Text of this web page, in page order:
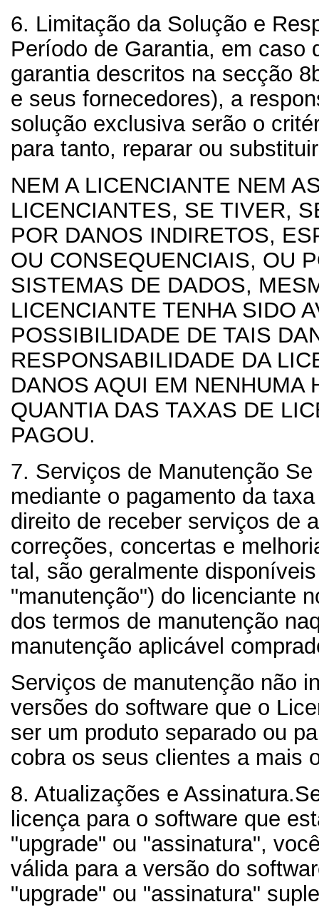
6. Limitação da Solução e
Período de Garantia, em caso
garantia descritos na secção
e seus fornecedores), a
solução exclusiva serão o
para tanto, reparar ou
NEM A LICENCIANTE NEM
LICENCIANTES, SE TIVER,
POR DANOS INDIRETOS,
OU CONSEQUENCIAIS, OU
SISTEMAS DE DADOS,
LICENCIANTE TENHA SIDO
POSSIBILIDADE DE TAIS
RESPONSABILIDADE DA
DANOS AQUI EM NENHUMA
QUANTIA DAS TAXAS DE
PAGOU.
7. Serviços de Manutenção Se
mediante o pagamento da
direito de receber serviços de
correções, concertas e
tal, são geralmente
"manutenção") do licenciante
dos termos de manutenção
manutenção aplicável
Serviços de manutenção não
versões do software que o
ser um produto separado ou
cobra os seus clientes a mais
8. Atualizações e Assinatura.
licença para o software que
"upgrade" ou "assinatura",
válida para a versão do
"upgrade" ou "assinatura"